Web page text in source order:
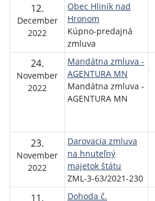
12.
December
2022
Obec Hliník nad
Hronom
Kúpno-predajná
zmluva
24.
November
2022
Mandátna zmluva -
AGENTURA MN
Mandátna zmluva -
AGENTURA MN
23.
November
2022
Darovacia zmluva
na hnuteľný
majetok štátu
ZML-3-63/2021-230
11.
Dohoda č.